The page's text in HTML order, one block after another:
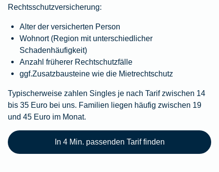
Rechtsschutzversicherung:
Alter der versicherten Person
Wohnort (Region mit unterschiedlicher
Schadenhäufigkeit)
Anzahl früherer Rechtschutzfälle
ggf.Zusatzbausteine wie die Mietrechtschutz
Typischerweise zahlen Singles je nach Tarif zwischen 14
bis 35 Euro bei uns. Familien liegen häufig zwischen 19
und 45 Euro im Monat.
In 4 Min. passenden Tarif finden